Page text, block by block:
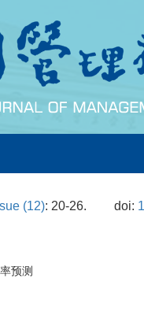
(12): 20-26. doi:
预测